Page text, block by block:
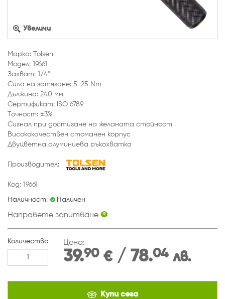
Увеличи
Марка: Tolsen
Модел: 19661
Захват: 1/4"
Сила на затягане: 5-25 Nm
Дължина: 240 мм
Сертификат: ISO 6789
Точност: ±3%
Сигнал при достигане на желаната стойност
Висококачествен стоманен корпус
Двуцветна алуминиева ръкохватка
Производител:
Код: 19661
Наличност: Наличен
Направете запитване
Количество Цена:
39.90 €/ 78.04 лв.
Купи сега